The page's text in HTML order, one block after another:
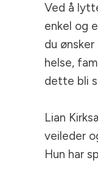
Ved å
enkel og
du
helse,
dette bli
Lian
veileder
Hun har